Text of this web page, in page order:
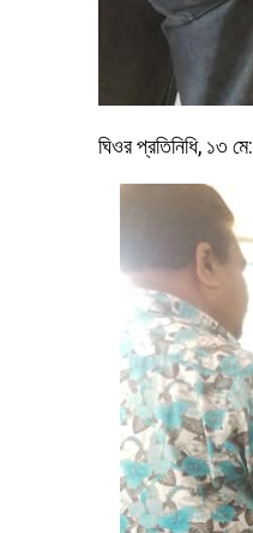
ঘিওর প্রতিনিধি, ১৩ মে: